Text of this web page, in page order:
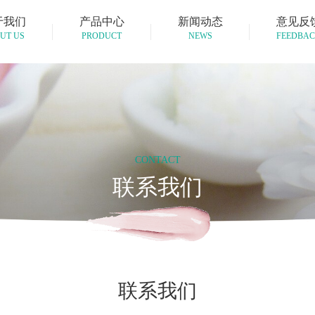
我们
US
产品中心
PRODUCT
新闻动态
NEWS
意见反
CONTACT
联系我们
联系我们